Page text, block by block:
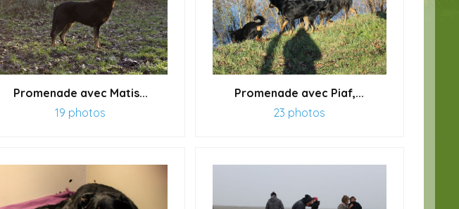
Promenade avec Matis...
19 photos
Promenade avec Piaf,...
23 photos